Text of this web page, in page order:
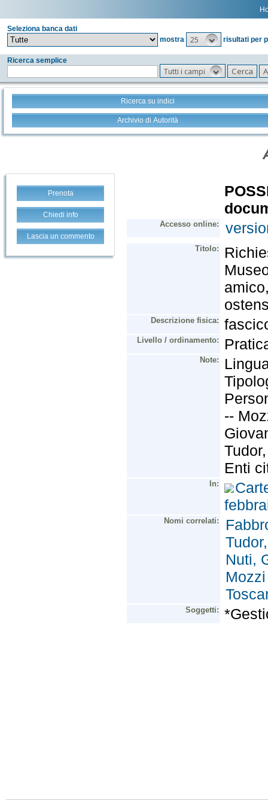
Seleziona banca dati
mostra
25 risultati per
Ricerca semplice
Tutti i campi
Ricerca su indici
Archivio di Autorità
Prenota
Chiedi info
Lascia un commento